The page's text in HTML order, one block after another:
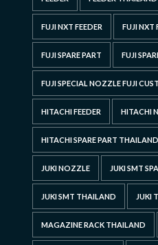
FUJI NXT FEEDER FUJI NXT
FUJI SPARE PART FUJI
FUJI SPECIAL NOZZLE FUJI
HITACHI FEEDER HITACHI
HITACHI SPARE PART THAILAND
JUKI NOZZLE JUKI SMT
JUKI SMT THAILAND JUKI
MAGAZINE RACK THAILAND